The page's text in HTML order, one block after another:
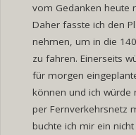
vom Gedanken heute
Daher fasste ich den
nehmen, um in die
zu fahren. Einerseits
für morgen
können und ich würde
per Fernverkehrsnetz
buchte ich mir ein